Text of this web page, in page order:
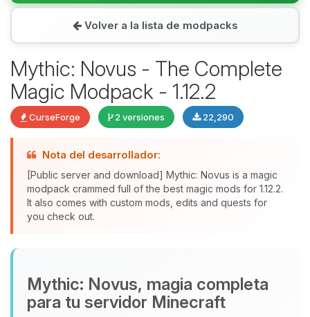
Volver a la lista de modpacks
Mythic: Novus - The Complete
Magic Modpack - 1.12.2
CurseForge 2 versiones 22,290
Nota del desarrollador:
[Public server and download] Mythic: Novus is a magic
modpack crammed full of the best magic mods for 1.12.2.
It also comes with custom mods, edits and quests for
you check out.
Mythic: Novus, magia completa
para tu servidor Minecraft
hablar! Soy Choupy, tu pequeno
asistente de BoxToPlay. Cuentame
que necesitas y moveré mis
pequenos circuitos para ayudarte.
06/08/2026 18:28